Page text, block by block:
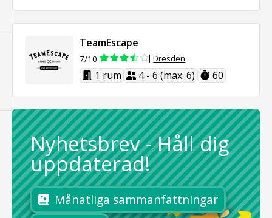
TeamEscape
7/10 Dresden
1 rum 4 - 6 (max. 6) 60
Nyhetsbrev -Håll dig
uppdaterad!
Månatliga sammanfattningar